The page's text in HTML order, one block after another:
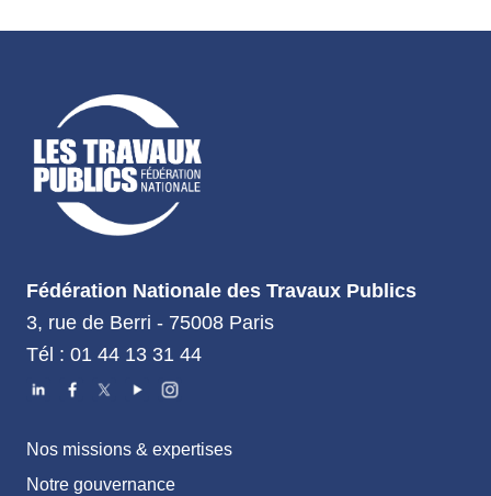
Fédération Nationale des Travaux Publics
3, rue de Berri - 75008 Paris
Tél : 01 44 13 31 44
Nos missions & expertises
Notre gouvernance